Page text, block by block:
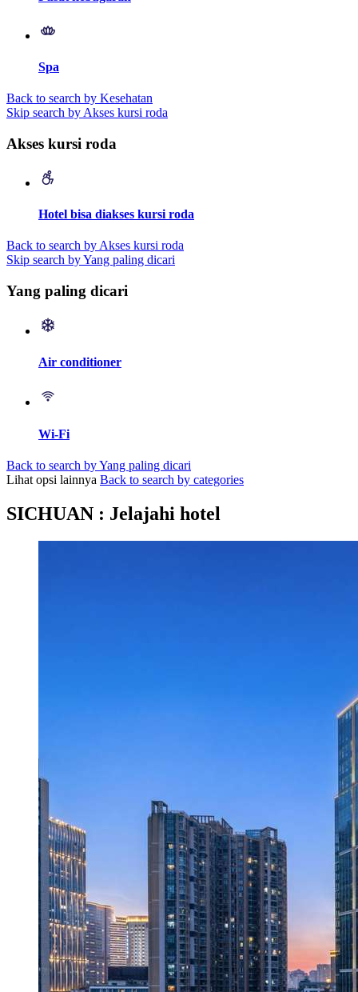
Spa
Back to search by Kesehatan
Skip search by Akses kursi roda
Akses kursi roda
Hotel bisa diakses kursi roda
Back to search by Akses kursi roda
Skip search by Yang paling dicari
Yang paling dicari
Air conditioner
Wi-Fi
Back to search by Yang paling dicari
Lihat opsi lainnya Back to search by categories
SICHUAN : Jelajahi hotel